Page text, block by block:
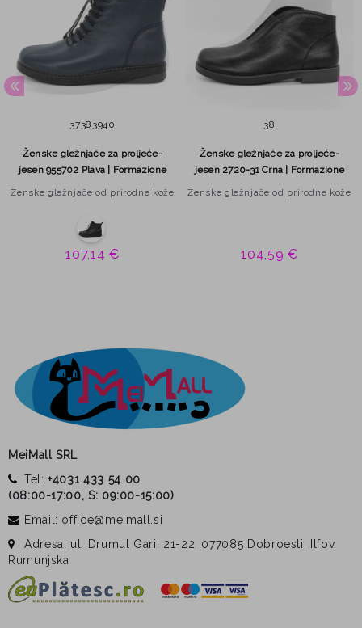
3738 3940
Ženske gležnjače za proljeće-
jesen 955702 Plava | Formazione
Ženske gležnjače od prirodne kože
107,14 €
38
Ženske gležnjače za proljeće-
jesen 2720-31 Crna | Formazione
Ženske gležnjače od prirodne kože
104,59 €
MeiMall SRL
Tel:+4031 433 54 00
(08:00-17:00, S: 09:00-15:00)
Email: office@meimall.si
Adresa: ul. Drumul Garii 21-22, 077085 Dobroesti, Ilfov,
Rumunjska